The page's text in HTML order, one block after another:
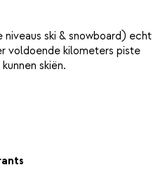
ski & snowboard) echt
voldoende kilometers piste